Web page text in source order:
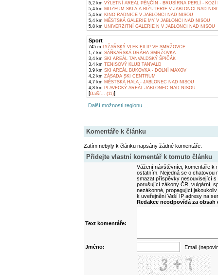
5,2 km VÝLETNÍ AREÁL PĚNČÍN - BRUSÍRNA PERLÍ - KOZÍ
5,4 km MUZEUM SKLA A BIŽUTERIE V JABLONCI NAD
5,4 km KINO RADNICE V JABLONCI NAD NISOU
5,4 km MĚSTSKÁ GALERIE MY V JABLONCI NAD NISOU
5,8 km UNIVERZITNÍ GALERIE N V JABLONCI NAD NISOU
Sport
745 m LYŽAŘSKÝ VLEK FILIP VE SMRŽOVCE
1,7 km SÁŇKAŘSKÁ DRÁHA SMRŽOVKA
3,4 km SKI AREÁL TANVALDSKÝ ŠPIČÁK
3,4 km TENISOVÝ KLUB TANVALD
3,9 km SKI AREÁL BUKOVKA - DOLNÍ MAXOV
4,2 km ZÁSADA SKI CENTRUM
4,7 km MĚSTSKÁ HALA - JABLONEC NAD NISOU
4,8 km PLAVECKÝ AREÁL JABLONEC NAD NISOU
[Další... (11)]
Další možnosti regionu ...
Komentáře k článku
Zatím nebyly k článku napsány žádné komentáře.
Přidejte vlastní komentář k tomuto článku
Vážení návštěvníci, komentáře k
ostatním. Nejedná se o
smazat příspěvky nesouvisející
porušující zákony ČR, vulgární,
nezákonné, propagující
k uveřejnění Vaší IP adresy na
Redakce neodpovídá za
Text komentáře:
Jméno: Email